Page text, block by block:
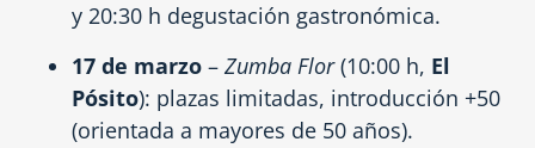
y 20:30 h degustación gastronómica.
17 de marzo – Zumba Flor(10:00 h, El
Pósito): plazas limitadas, introducción +50
(orientada a mayores de 50 años).